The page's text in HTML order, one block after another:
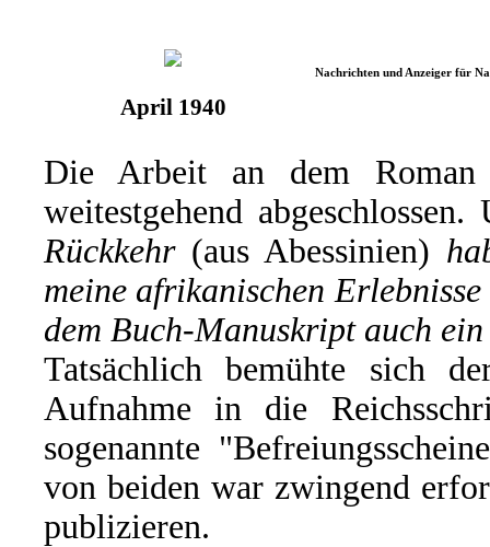
April 1940
Nachrichten und Anzeiger für
Die Arbeit an dem
weitestgehend
Rückkehr (aus Abessinien)
meine afrikanischen
dem Buch-Manuskript auch
Tatsächlich bemühte sich
Aufnahme in die
sogenannte
von beiden war zwingend
publizieren.